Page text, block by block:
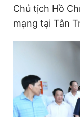
Chủ tịch Hồ
mạng tại Tân